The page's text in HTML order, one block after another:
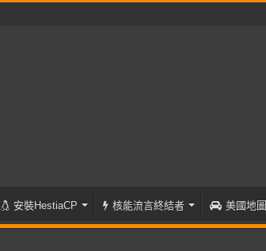
安裝HestiaCP 核能流言終結者 美國地圖